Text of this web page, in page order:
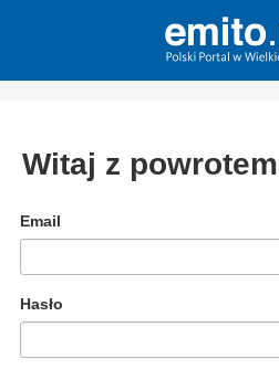
Witaj z
Email
Hasło